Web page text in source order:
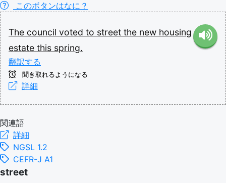
このボタンはなに？
The council voted to street the new housing
estate this spring.
翻訳する
聞き取れるようになる
詳細
関連語
詳細
NGSL 1.2
CEFR-J A1
street